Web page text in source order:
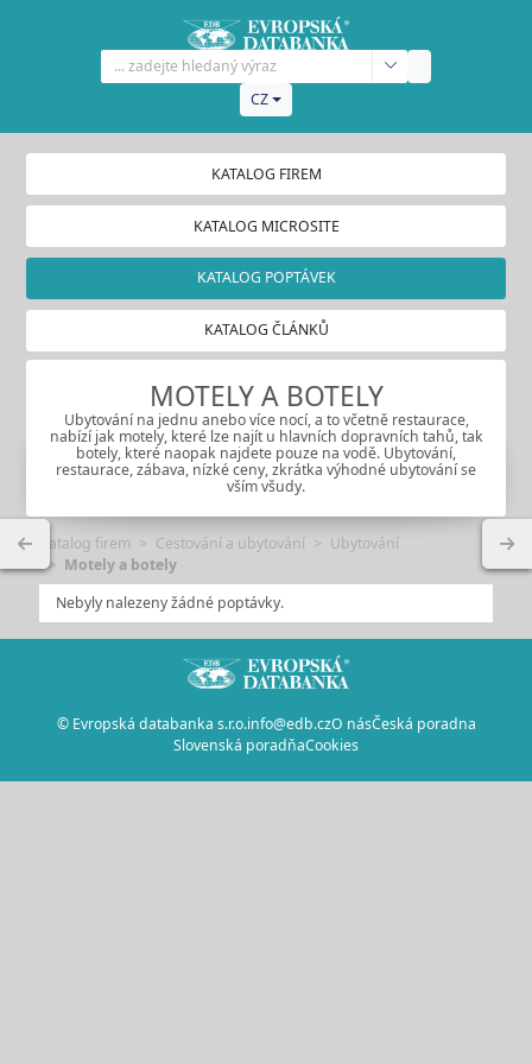
CZ
KATALOG FIREM
KATALOG MICROSITE
KATALOG POPTÁVEK
KATALOG ČLÁNKŮ
MOTELY A BOTELY
Ubytování na jednu anebo více nocí, a to včetně restaurace,
nabízí jak motely, které lze najít u hlavních dopravních tahů, tak
botely, které naopak najdete pouze na vodě. Ubytování,
restaurace, zábava, nízké ceny, zkrátka výhodné ubytování se
vším všudy.
Katalog firem Cestování a ubytování
Ubytování
Motely a botely
Nebyly nalezeny žádné poptávky.
© Evropská databanka s.r.o.info@edb.czO násČeská poradna
Slovenská poradňaCookies